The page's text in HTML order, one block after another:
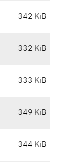
342 KiB
332 KiB
333 KiB
349 KiB
344 KiB